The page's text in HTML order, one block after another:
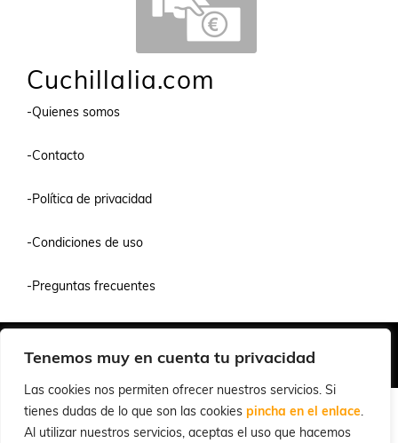
Tenemos muy en cuenta tu privacidad
Las cookies nos permiten ofrecer nuestros servicios. Si
tienes dudas de lo que son las cookies pincha en el enlace.
Al utilizar nuestros servicios, aceptas el uso que hacemos
Cuchillalia.com
-Quienes somos
-Contacto
-Política de privacidad
-Condiciones de uso
-Preguntas frecuentes
© 2026 Cuchillalia.com